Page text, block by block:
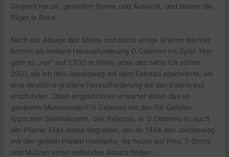
Gegend herum, genießen Sonne und Aussicht, und lassen die
Pilger in Ruhe.
Nach der Ablage des Steins und damit einige Gramm leichter
kommt als weitere Herausforderung O Cebreiro ins Spiel. Hier
geht es „nur“ auf 1.330 m Höhe, aber das hatte ich schon
2001, als ich den Jakobsweg mit dem Fahrrad absolvierte, als
eine deutliche größere Herausforderung als das Eisenkreuz
empfunden. Oben angekommen erwartet einen das so
genannte Museumsdorf O Cebreiro mit den für Galizien
typischen Steinhäusern, den Pallozas. In O Cebreiro ist auch
der Pfarrer Elias Valina begraben, der ab 1984 den Jakobsweg
mit den gelben Pfeilen markierte, die heute auf Pins, T-Shirts
und Mützen einen reißenden Absatz finden.